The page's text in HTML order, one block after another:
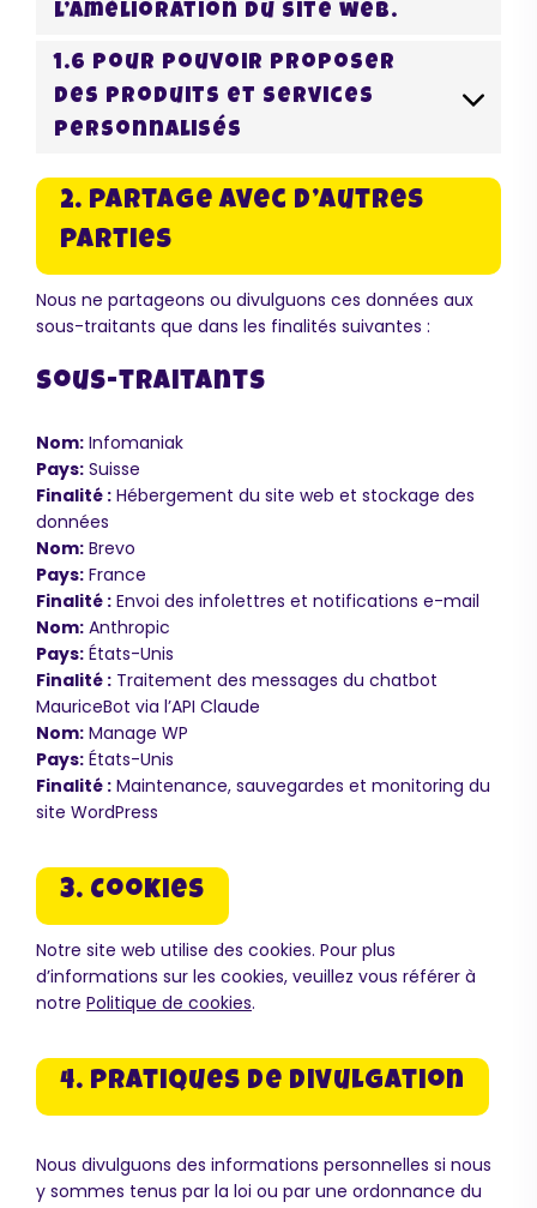
l’amélioration du site web.
1.6 Pour pouvoir proposer
des produits et services
personnalisés
2. Partage avec d’autres
parties
Nous ne partageons ou divulguons ces données aux
sous-traitants que dans les finalités suivantes :
Sous-traitants
Nom: Infomaniak
Pays: Suisse
Finalité : Hébergement du site web et stockage des
données
Nom: Brevo
Pays: France
Finalité : Envoi des infolettres et notifications e-mail
Nom: Anthropic
Pays: États-Unis
Finalité : Traitement des messages du chatbot
MauriceBot via l’API Claude
Nom: Manage WP
Pays: États-Unis
Finalité : Maintenance, sauvegardes et monitoring du
site WordPress
3. Cookies
Notre site web utilise des cookies. Pour plus
d’informations sur les cookies, veuillez vous référer à
notre Politique de cookies.
4. Pratiques de divulgation
Nous divulguons des informations personnelles si nous
y sommes tenus par la loi ou par une ordonnance du
Maurice
Configurateur IA · En ligne